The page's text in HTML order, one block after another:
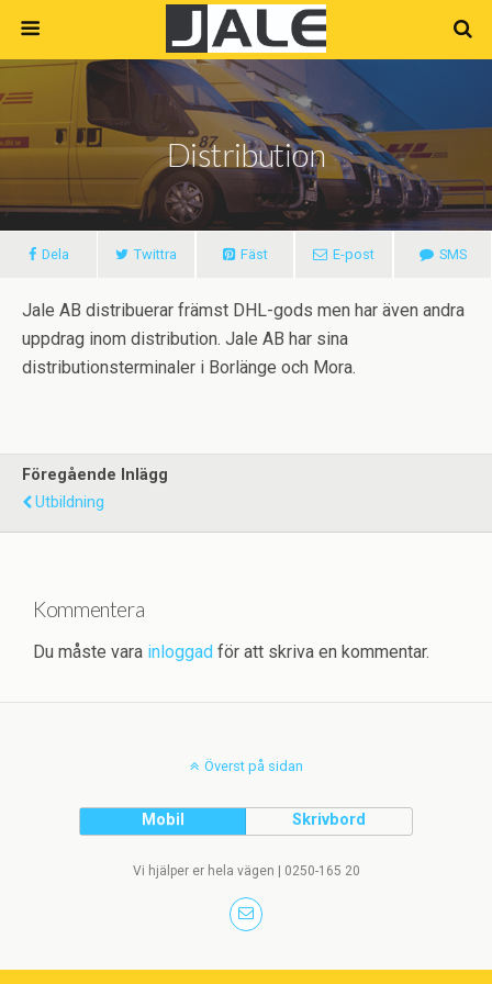
Distribution
Dela Twittra Fäst E-post SMS
Jale AB distribuerar främst DHL-gods men har även andra
uppdrag inom distribution. Jale AB har sina
distributionsterminaler i Borlänge och Mora.
Föregående Inlägg
Utbildning
Kommentera
Du måste vara inloggad för att skriva en kommentar.
Överst på sidan
Mobil Skrivbord
Vi hjälper er hela vägen | 0250-165 20